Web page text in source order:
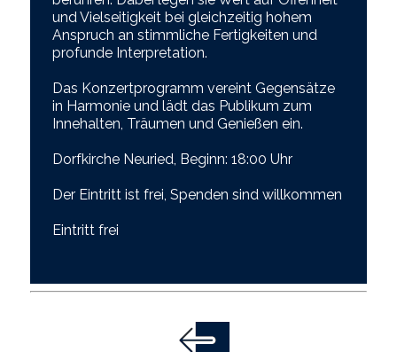
und Vielseitigkeit bei gleichzeitig hohem
Anspruch an stimmliche Fertigkeiten und
profunde Interpretation.
Das Konzertprogramm vereint Gegensätze
in Harmonie und lädt das Publikum zum
Innehalten, Träumen und Genießen ein.
Dorfkirche Neuried, Beginn: 18:00 Uhr
Der Eintritt ist frei, Spenden sind willkommen
Eintritt frei